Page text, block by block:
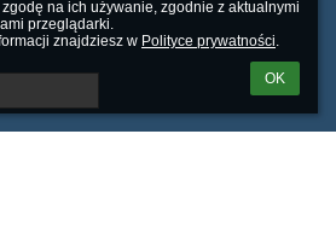
na ich używanie, zgodnie z aktualnymi
przeglądarki.
znajdziesz w Polityce prywatności.
OK